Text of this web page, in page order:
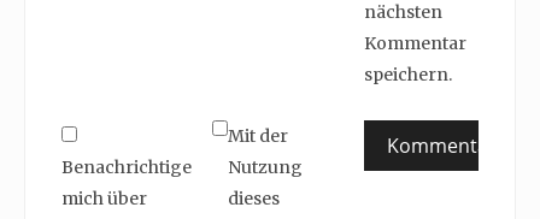
nächsten
Kommentar
speichern.
Benachrichtige
mich über
Mit der
Nutzung
dieses